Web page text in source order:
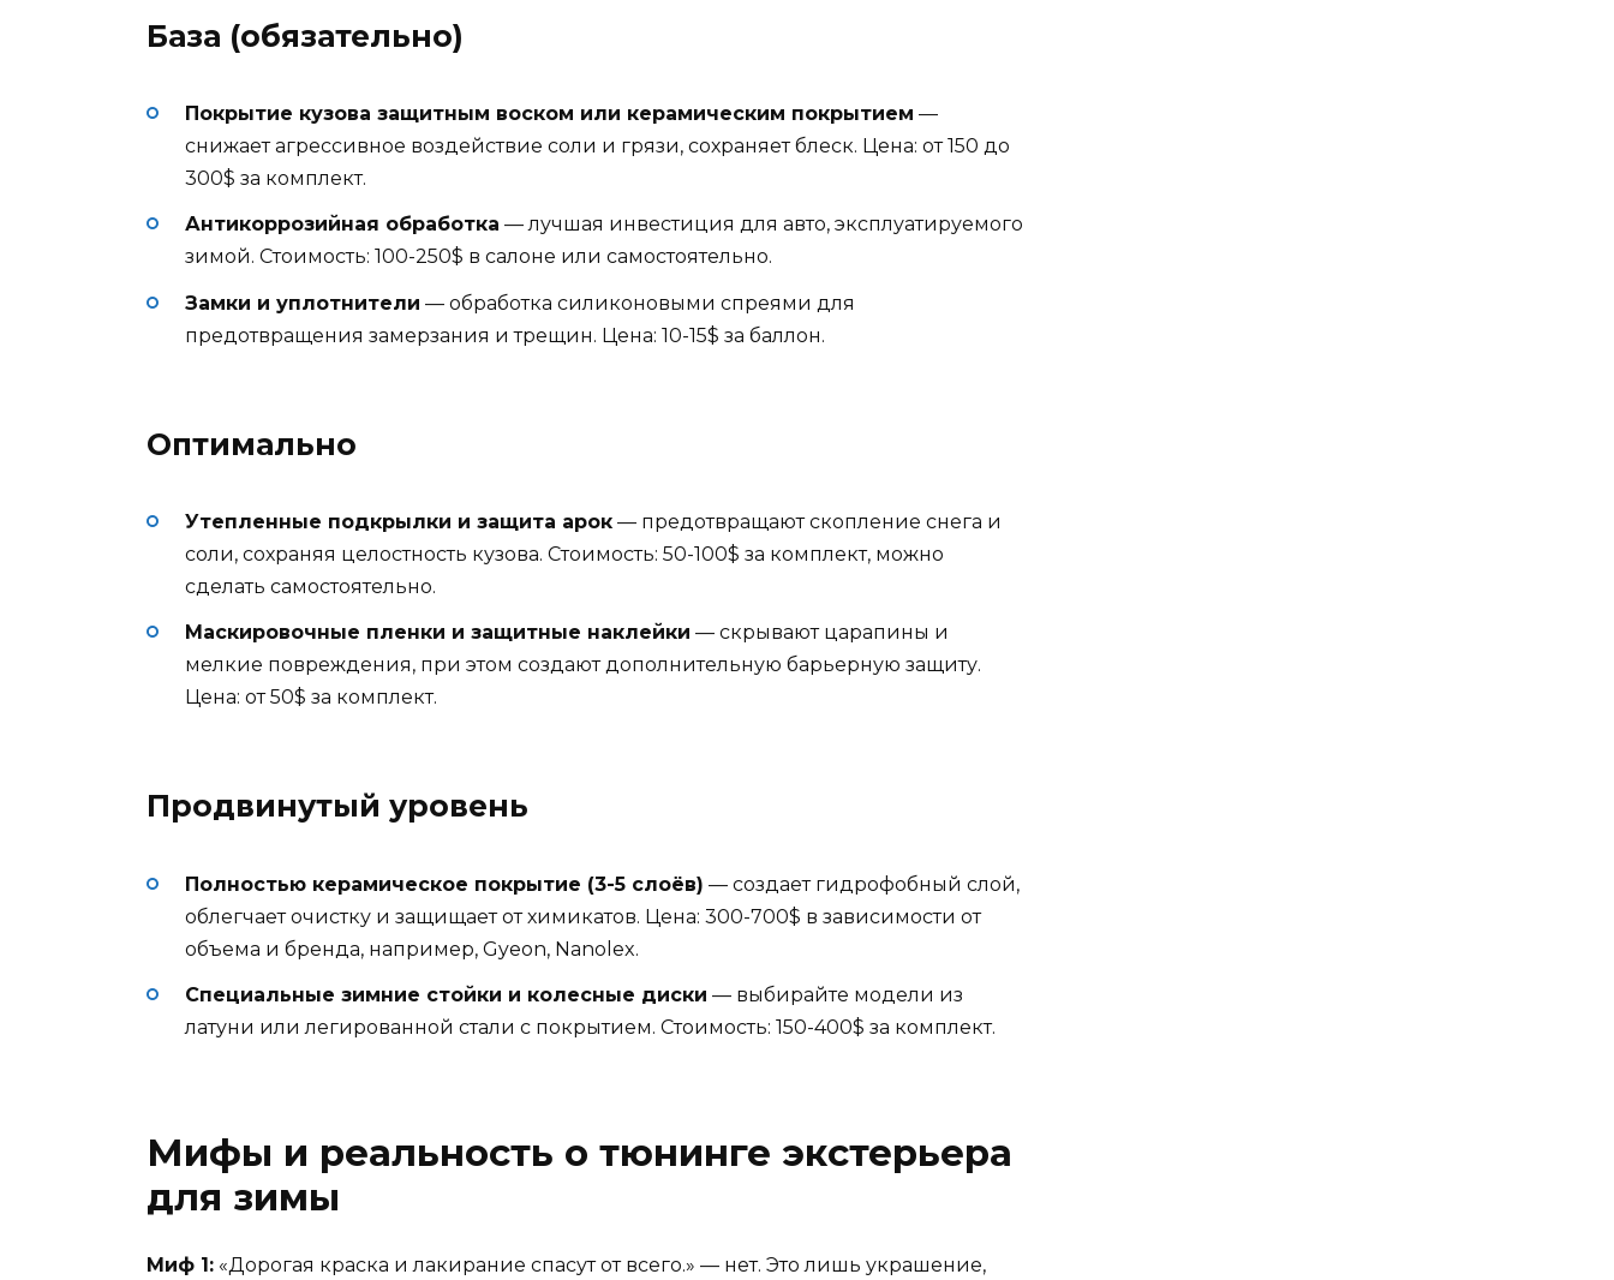
База (обязательно)
Покрытие кузова защитным воском или керамическим покрытием —
снижает агрессивное воздействие соли и грязи, сохраняет блеск. Цена: от 150 до
300$ за комплект.
Антикоррозийная обработка — лучшая инвестиция для авто, эксплуатируемого
зимой. Стоимость: 100-250$ в салоне или самостоятельно.
Замки и уплотнители — обработка силиконовыми спреями для
предотвращения замерзания и трещин. Цена: 10-15$ за баллон.
Оптимально
Утепленные подкрылки и защита арок — предотвращают скопление снега и
соли, сохраняя целостность кузова. Стоимость: 50-100$ за комплект, можно
сделать самостоятельно.
Маскировочные пленки и защитные наклейки — скрывают царапины и
мелкие повреждения, при этом создают дополнительную барьерную защиту.
Цена: от 50$ за комплект.
Продвинутый уровень
Полностью керамическое покрытие (3-5 слоёв) — создает гидрофобный слой,
облегчает очистку и защищает от химикатов. Цена: 300-700$ в зависимости от
объема и бренда, например, Gyeon, Nanolex.
Специальные зимние стойки и колесные диски — выбирайте модели из
латуни или легированной стали с покрытием. Стоимость: 150-400$ за комплект.
Мифы и реальность о тюнинге экстерьера
для зимы
Миф 1: «Дорогая краска и лакирание спасут от всего.» — нет. Это лишь украшение,